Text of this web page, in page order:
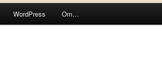
WordPress Om…